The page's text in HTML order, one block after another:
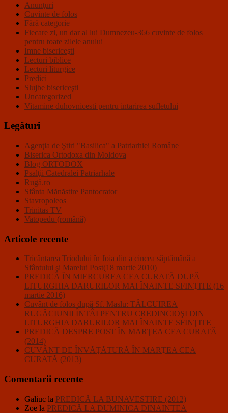
Anunţuri
Cuvinte de folos
Fără categorie
Fiecare zi, un dar al lui Dumnezeu-366 cuvinte de folos
pentru toate zilele anului
Imne bisericeşti
Lecturi biblice
Lecturi liturgice
Predici
Slujbe bisericeşti
Uncategorized
Vitamine duhovnicesti pentru intarirea sufletului
Legături
Agenţia de Ştiri "Basilica" a Patriarhiei Române
Biserica Ortodoxa din Moldova
Blog ORTODOX
Psalţii Catedralei Patriarhale
Rugă.ro
Sfânta Mănăstire Pantocrator
Stavropoleos
Trinitas TV
Vatopedu (română)
Articole recente
Tricântarea Triodului în Joia din a cincea săptămână a
Sfântului şi Marelui Post(18 martie 2010)
PREDICĂ ÎN MIERCUREA CEA CURATĂ DUPĂ
LITURGHIA DARURILOR MAI ÎNAINTE SFINŢITE (16
martie 2016)
Cuvânt de folos după Sf. Maslu: TÂLCUIREA
RUGĂCIUNII ÎNTÂI PENTRU CREDINCIOŞI DIN
LITURGHIA DARURILOR MAI ÎNAINTE SFINŢITE
PREDICĂ DESPRE POST ÎN MARŢEA CEA CURATĂ
(2014)
CUVÂNT DE ÎNVĂŢĂTURĂ ÎN MARŢEA CEA
CURATĂ (2013)
Comentarii recente
Galiuc la PREDICĂ LA BUNAVESTIRE (2012)
Zoe la PREDICĂ LA DUMINICA DINAINTEA